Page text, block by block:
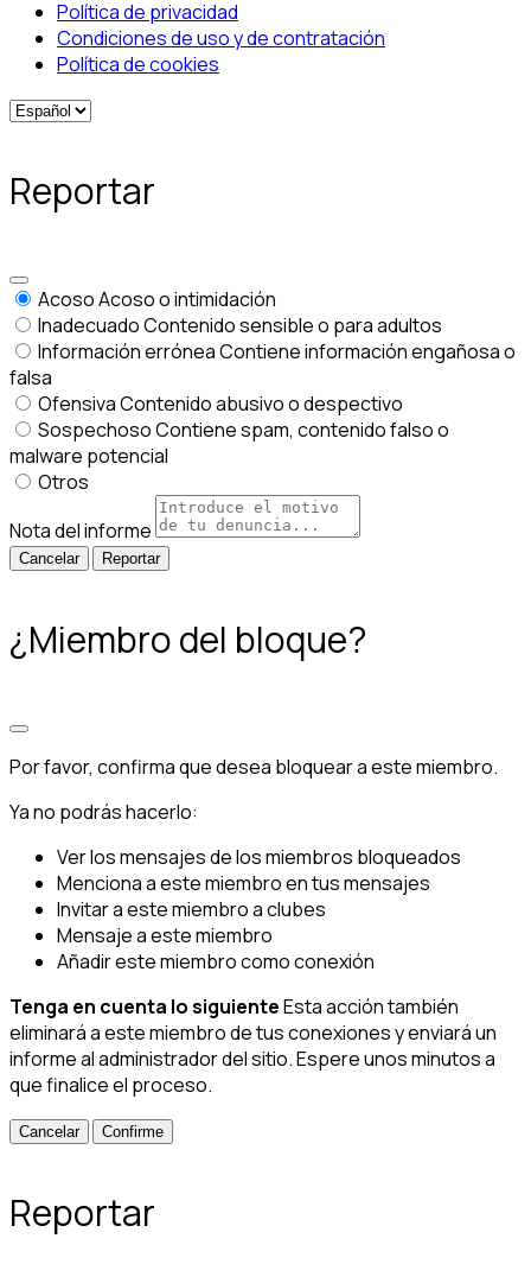
Política de privacidad
Condiciones de uso y de contratación
Política de cookies
Reportar
AcosoAcoso o intimidación
InadecuadoContenido sensible o para adultos
Información erróneaContiene información engañosa o
falsa
OfensivaContenido abusivo o despectivo
SospechosoContiene spam, contenido falso o
malware potencial
Otros
Nota del informe
Reportar
¿Miembro del bloque?
Por favor, confirma que desea bloquear a este miembro.
Ya no podrás hacerlo:
Ver los mensajes de los miembros bloqueados
Menciona a este miembro en tus mensajes
Invitar a este miembro a clubes
Mensaje a este miembro
Añadir este miembro como conexión
Tenga en cuenta lo siguienteEsta acción también
eliminará a este miembro de tus conexiones y enviará un
informe al administrador del sitio. Espere unos minutos a
que finalice el proceso.
Confirme
Reportar